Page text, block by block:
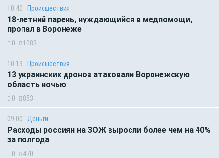
10:40 Происшествия
18-летний парень, нуждающийся в медпомощи,
пропал в Воронеже
0 1083
10:19 Происшествия
13 украинских дронов атаковали Воронежскую
область ночью
0 853
09:00 Деньги
Расходы россиян на ЗОЖ выросли более чем на 40%
за полгода
0 470